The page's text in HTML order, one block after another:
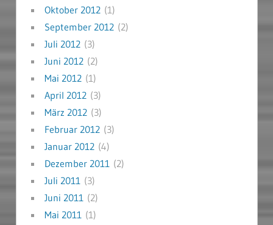
Oktober 2012(1)
September 2012(2)
Juli 2012(3)
Juni 2012(2)
Mai 2012(1)
April 2012(3)
März 2012(3)
Februar 2012(3)
Januar 2012(4)
Dezember 2011(2)
Juli 2011(3)
Juni 2011(2)
Mai 2011(1)